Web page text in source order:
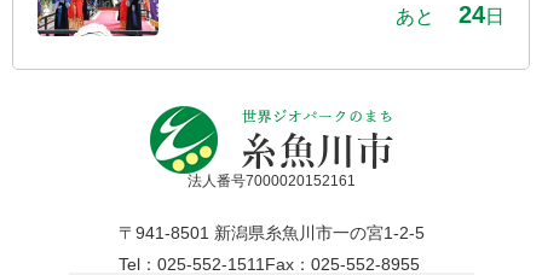
あと 24日
法人番号7000020152161
〒941-8501 新潟県糸魚川市一の宮1-2-5
Tel：025-552-1511 Fax：025-552-8955